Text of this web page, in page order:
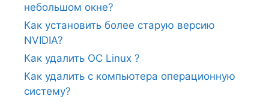
небольшом окне?
Как установить более старую версию
NVIDIA?
Как удалить ОС Linux ?
Как удалить с компьютера операционную
систему?